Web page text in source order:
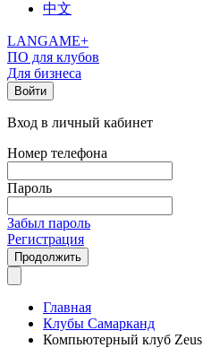
中文
LANGAME+
ПО для клубов
Для бизнеса
Войти
Вход в личный кабинет
Номер телефона
Пароль
Забыл пароль
Регистрация
Продолжить
Главная
Клубы Самарканд
Компьютерный клуб Zeus